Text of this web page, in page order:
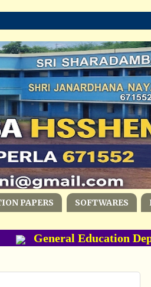
PAPERS SOFTWARES
General Education